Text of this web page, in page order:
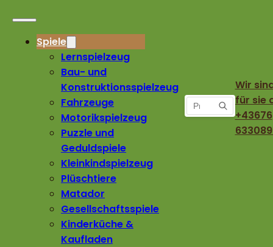
Spiele
Lernspielzeug
Bau- und
Konstruktionsspielzeug
Fahrzeuge
Motorikspielzeug
Puzzle und
Geduldspiele
Kleinkindspielzeug
Plüschtiere
Matador
Gesellschaftsspiele
Kinderküche &
Kaufladen
Wir
für sie
+43676